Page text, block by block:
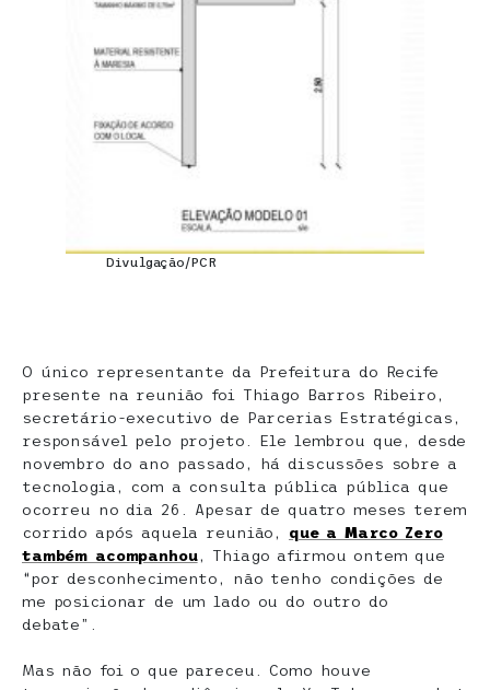
Divulgação/PCR
O único representante da Prefeitura do Recife
presente na reunião foi Thiago Barros Ribeiro,
secretário-executivo de Parcerias Estratégicas,
responsável pelo projeto. Ele lembrou que, desde
novembro do ano passado, há discussões sobre a
tecnologia, com a consulta pública pública que
ocorreu no dia 26. Apesar de quatro meses terem
corrido após aquela reunião, que a Marco Zero
também acompanhou, Thiago afirmou ontem que
“por desconhecimento, não tenho condições de
me posicionar de um lado ou do outro do
debate”.
Mas não foi o que pareceu. Como houve